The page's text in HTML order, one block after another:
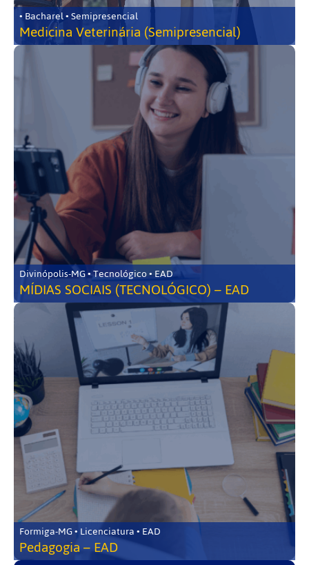
• Bacharel • Semipresencial
Medicina Veterinária (Semipresencial)
Divinópolis-MG • Tecnológico • EAD
MÍDIAS SOCIAIS (TECNOLÓGICO) – EAD
Formiga-MG • Licenciatura • EAD
Pedagogia – EAD